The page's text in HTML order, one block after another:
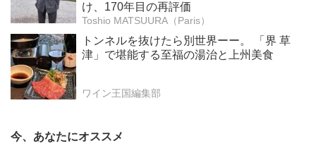
け、170年目の再評価
Toshio MATSUURA（Paris）
トンネルを抜けたら別世界ーー。 「界 草
津」で堪能する至福の湯治と上州美食
ワイン王国編集部
今、あなたにオススメ